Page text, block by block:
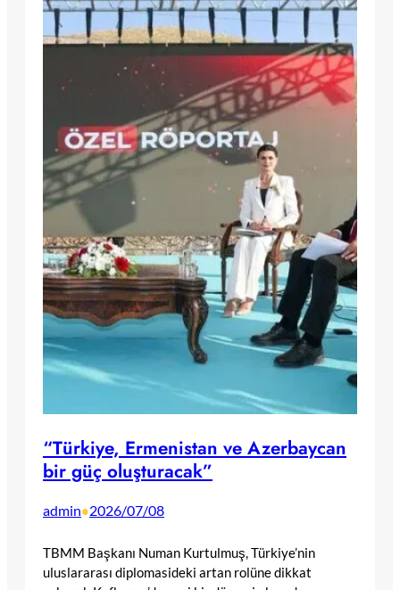
“Türkiye, Ermenistan ve Azerbaycan
bir güç oluşturacak”
admin•2026/07/08
TBMM Başkanı Numan Kurtulmuş, Türkiye’nin
uluslararası diplomasideki artan rolüne dikkat